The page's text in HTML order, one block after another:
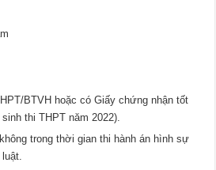
BTVH hoặc có Giấy chứng nhận tốt
thi THPT năm 2022).
trong thời gian thi hành án hình sự